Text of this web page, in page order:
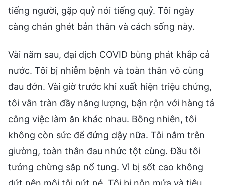
tiếng người, gặp quỷ nói tiếng quỷ. Tôi ngày
càng chán ghét bản thân và cách sống này.
Vài năm sau, đại dịch COVID bùng phát khắp cả
nước. Tôi bị nhiễm bệnh và toàn thân vô cùng
đau đớn. Vài giờ trước khi xuất hiện triệu chứng,
tôi vẫn tràn đầy năng lượng, bận rộn với hàng tá
công việc làm ăn khác nhau. Bỗng nhiên, tôi
không còn sức để đứng dậy nữa. Tôi nằm trên
giường, toàn thân đau nhức tột cùng. Đầu tôi
tưởng chừng sắp nổ tung. Vì bị sốt cao không